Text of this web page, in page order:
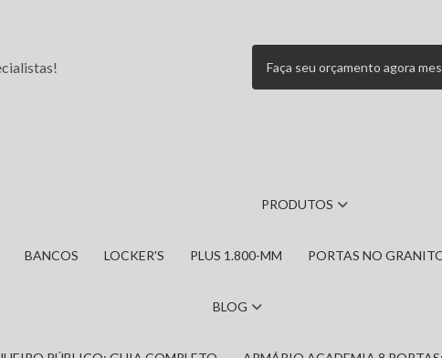
Faça seu orçamento agora
PRODUTOS
BANCOS LOCKER'S PLUS 1.800-MM PORTAS NO
BLOG